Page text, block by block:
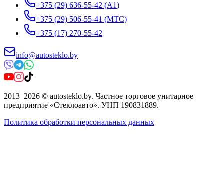
+375 (29) 636-55-42 (A1)
+375 (29) 506-55-41 (МТС)
+375 (17) 270-55-42
info@autosteklo.by
2013–2026 © autosteklo.by. Частное торговое унитарное
предприятие «Стеклоавто». УНП 190831889.
Политика обработки персональных данных